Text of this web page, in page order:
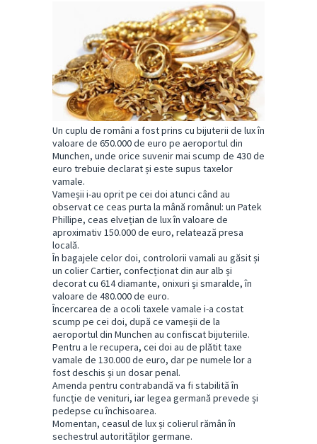
Un cuplu de români a fost prins cu bijuterii de lux în
valoare de 650.000 de euro pe aeroportul din
Munchen, unde orice suvenir mai scump de 430 de
euro trebuie declarat și este supus taxelor
vamale.
Vameșii i-au oprit pe cei doi atunci când au
observat ce ceas purta la mână românul: un Patek
Phillipe, ceas elvețian de lux în valoare de
aproximativ 150.000 de euro, relatează presa
locală.
În bagajele celor doi, controlorii vamali au găsit și
un colier Cartier, confecționat din aur alb și
decorat cu 614 diamante, onixuri și smaralde, în
valoare de 480.000 de euro.
Încercarea de a ocoli taxele vamale i-a costat
scump pe cei doi, după ce vameșii de la
aeroportul din Munchen au confiscat bijuteriile.
Pentru a le recupera, cei doi au de plătit taxe
vamale de 130.000 de euro, dar pe numele lor a
fost deschis și un dosar penal.
Amenda pentru contrabandă va fi stabilită în
funcție de venituri, iar legea germană prevede și
pedepse cu închisoarea.
Momentan, ceasul de lux și colierul rămân în
sechestrul autorităților germane.